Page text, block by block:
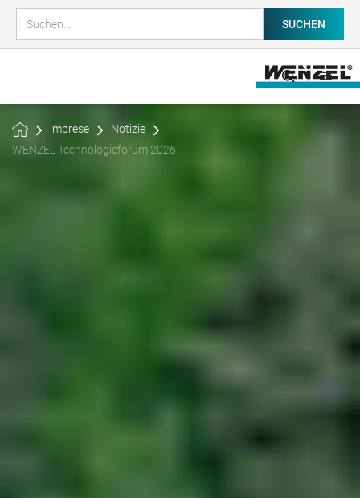
imprese
Notizie
WENZEL Technologieforum 2026